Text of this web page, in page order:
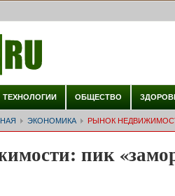
ТЕХНОЛОГИИ ОБЩЕСТВО
ЭКОНОМИКА РЫНОК
пик